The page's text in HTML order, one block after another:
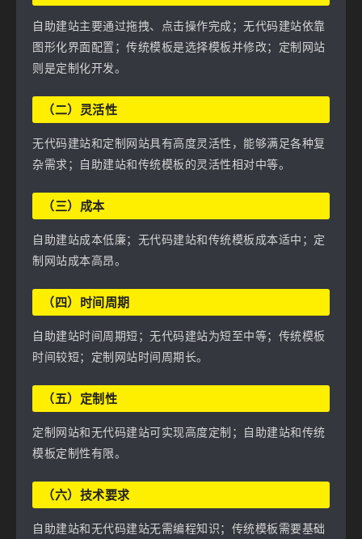
自助建站主要通过拖拽、点击操作完成；无代码建站依靠
图形化界面配置；传统模板是选择模板并修改；定制网站
则是定制化开发。
（二）灵活性
无代码建站和定制网站具有高度灵活性，能够满足各种复
杂需求；自助建站和传统模板的灵活性相对中等。
（三）成本
自助建站成本低廉；无代码建站和传统模板成本适中；定
制网站成本高昂。
（四）时间周期
自助建站时间周期短；无代码建站为短至中等；传统模板
时间较短；定制网站时间周期长。
（五）定制性
定制网站和无代码建站可实现高度定制；自助建站和传统
模板定制性有限。
（六）技术要求
自助建站和无代码建站无需编程知识；传统模板需要基础